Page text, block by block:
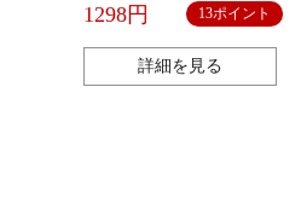
1298円 13ポイント
詳細を見る